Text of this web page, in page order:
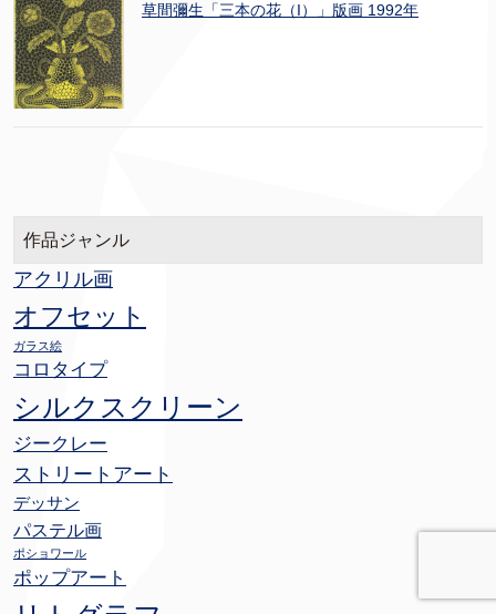
草間彌生「三本の花（I）」版画 1992年
作品ジャンル
アクリル画
オフセット
ガラス絵
コロタイプ
シルクスクリーン
ジークレー
ストリートアート
デッサン
パステル画
ポショワール
ポップアート